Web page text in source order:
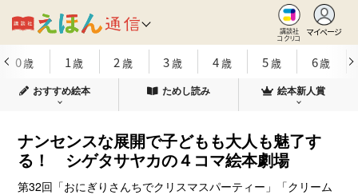
講談社
コクリコ
マイページ
0歳 1歳 2 歳 3歳 4歳 5歳 6歳
おすすめ絵本 ためし読み 絵本新人賞
ナンセンスな展開で子どもも大人も魅了す
る！ シゲタサヤカの４コマ絵本劇場
第32回「おにぎりさんちでクリスマスパーティー」「クリーム